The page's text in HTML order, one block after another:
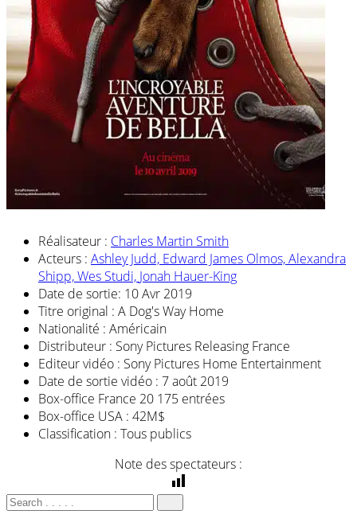
Réalisateur : Charles Martin Smith
Acteurs : Ashley Judd, Edward James Olmos,Alexandra
Shipp,Wes Studi, Jonah Hauer-King
Date de sortie: 10 Avr 2019
Titre original : A Dog's Way Home
Nationalité : Américain
Distributeur : Sony Pictures Releasing France
Editeur vidéo : Sony Pictures Home Entertainment
Date de sortie vidéo : 7 août 2019
Box-office France 20 175 entrées
Box-office USA : 42M$
Classification : Tous publics
Note des spectateurs :